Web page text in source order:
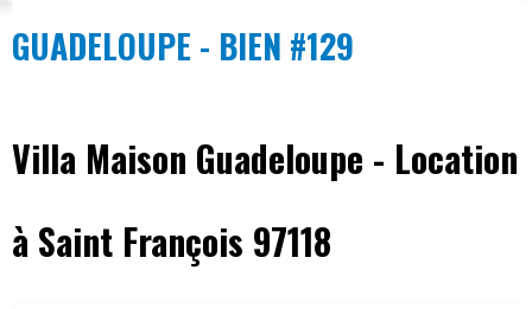
GUADELOUPE - BIEN #129
Villa Maison Guadeloupe - Location
à Saint François 97118